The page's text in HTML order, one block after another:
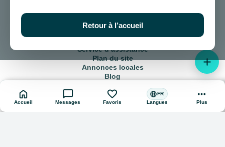
add
home
Accueil
chat_bubble
Messages
favorite
Favoris
languageFR
Langues
more_horiz
Plus
Retour à l’accueil
Comment vendre et acheter ?
Accord d’utilisation
Service d’assistance
Plan du site
Annonces locales
Blog